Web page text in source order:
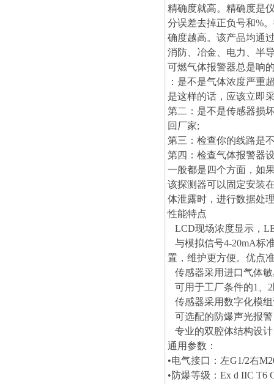
精确度就高。精确度是
分误差去掉正负号和%
确度越高。该产品均通
消防、冶金、电力、半
可燃气体报警器总是响
：是不是气体浓度严重
是这样的话，应该立即
第二：是不是传感器损
回厂家;
第三：检查你的线路是
第四：检查气体报警器
一般都是四个方面，如
该探测器可以固定安装
体泄露时，进行数据处
性能特点
LCD现场浓度显示，
与模拟信号4-20mA标
置，维护更方便。优点
传感器采用进口气体
可用于工厂条件的1、
传感器采用数字化模
可选配的防爆声光报
专业的双腔体结构设
通用参数：
•电气接口：左G1/2右
•防爆等级：Ex d IIC T6